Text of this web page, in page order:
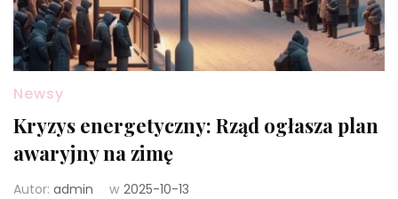
Newsy
Kryzys energetyczny: Rząd ogłasza plan
awaryjny na zimę
Autor: admin w 2025-10-13